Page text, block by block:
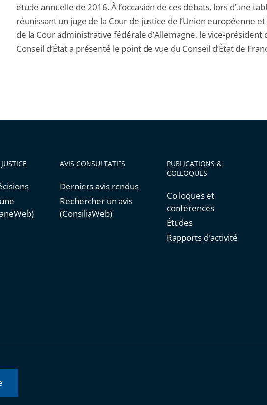
étude annuelle de 2016. À l’occasion de ces débats, lors d’une
réunissant un juge de la Cour de justice de l’Union européenne
de la Cour administrative fédérale d’Allemagne, le vice-président
Conseil d’État a présenté le point de vue du Conseil d’État de
AVIS CONSULTATIFS
Derniers avis rendus
Rechercher un avis
(ConsiliaWeb)
PUBLICATIONS &
COLLOQUES
Colloques et
conférences
Études
Rapports d'activité